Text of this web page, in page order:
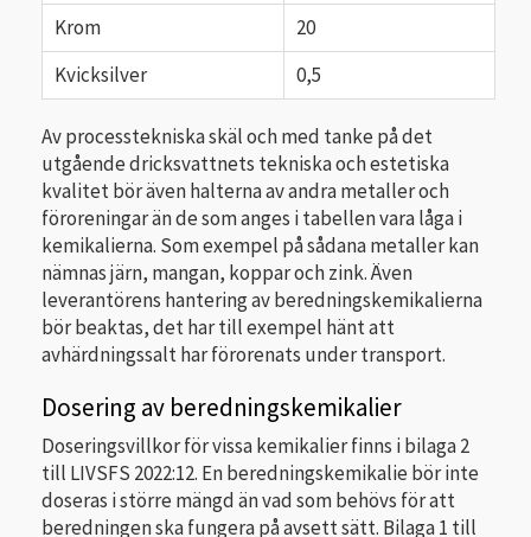
Krom
20
Kvicksilver
0,5
Av processtekniska skäl och med tanke på det
utgående dricksvattnets tekniska och estetiska
kvalitet bör även halterna av andra metaller och
föroreningar än de som anges i tabellen vara låga i
kemikalierna. Som exempel på sådana metaller kan
nämnas järn, mangan, koppar och zink. Även
leverantörens hantering av beredningskemikalierna
bör beaktas, det har till exempel hänt att
avhärdningssalt har förorenats under transport.
Dosering av beredningskemikalier
Doseringsvillkor för vissa kemikalier finns i bilaga 2
till LIVSFS 2022:12. En beredningskemikalie bör inte
doseras i större mängd än vad som behövs för att
beredningen ska fungera på avsett sätt. Bilaga 1 till